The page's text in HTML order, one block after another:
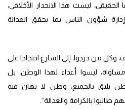
ليست هذا الانحدار الأخلاقي،
شؤون الناس بما يحقق العدالة
وكل من خرجوا، إلى الشارع احتجاجا على
ليسوا أعداء لهذا الوطن، بل
يليق بالجميع، وطن لا يهان فيه
طالبوا بالكرامة والعدالة”.